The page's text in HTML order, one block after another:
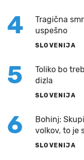
4
Tragična
uspešno
SLOVENIJA
5
Toliko bo
dizla
SLOVENIJA
6
Bohinj:
volkov, to je
SLOVENIJA